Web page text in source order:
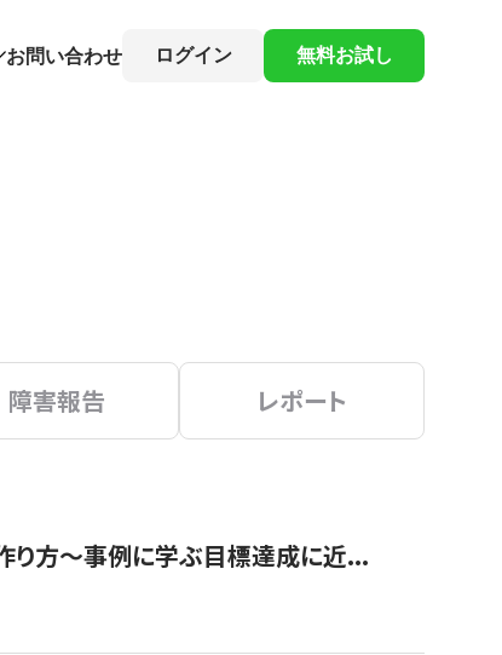
お問い合わせ ログイン 無料お試し
障害報告 レポート
作り方〜事例に学ぶ目標達成に近...